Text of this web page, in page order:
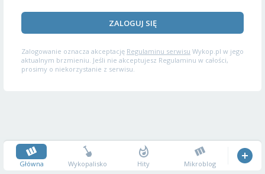
ZALOGUJ SIĘ
Zalogowanie oznacza akceptację Regulaminu serwisu Wykop.pl w jego
aktualnym brzmieniu. Jeśli nie akceptujesz Regulaminu w całości,
prosimy o niekorzystanie z serwisu.
Główna Wykopalisko Hity Mikroblog